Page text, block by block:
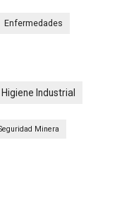
Enfermedades
Higiene Industrial
Minera